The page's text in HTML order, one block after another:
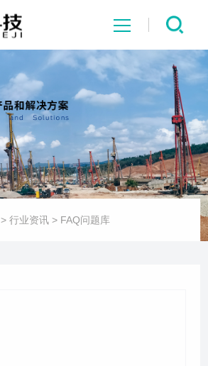
网站首页
系统中心
解决方案
项目案例
>行业资讯 > FAQ问题库